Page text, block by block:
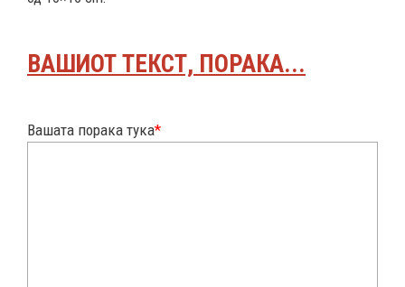
ВАШИОТ ТЕКСТ, ПОРАКА...
Вашата порака тука*